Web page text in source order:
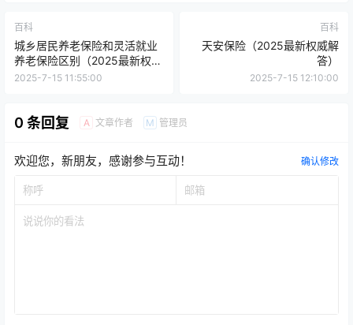
百科
城乡居民养老保险和灵活就业
养老保险区别（2025最新权威
解答）
2025-7-15 11:55:00
百科
天安保险（2025最新权威解
答）
2025-7-15 12:10:00
0 条回复 A 文章作者 M 管理员
欢迎您，新朋友，感谢参与互动！ 确认修改